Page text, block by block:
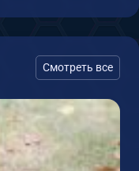
Смотреть все